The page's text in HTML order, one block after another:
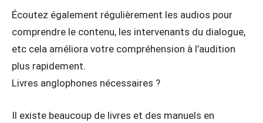
Écoutez également régulièrement les audios pour
comprendre le contenu, les intervenants du dialogue,
etc cela améliora votre compréhension à l’audition
plus rapidement.
Livres anglophones nécessaires ?
Il existe beaucoup de livres et des manuels en